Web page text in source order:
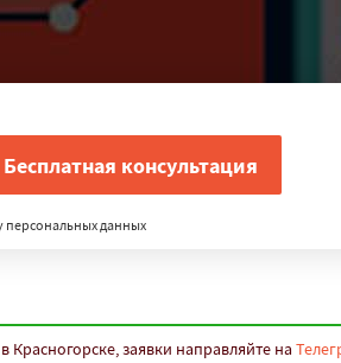
персональных данных
Красногорске, заявки направляйте на